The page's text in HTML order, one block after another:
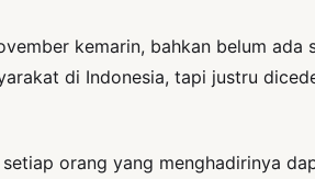
kemarin, bahkan belum ada
di Indonesia, tapi justru
orang yang menghadirinya